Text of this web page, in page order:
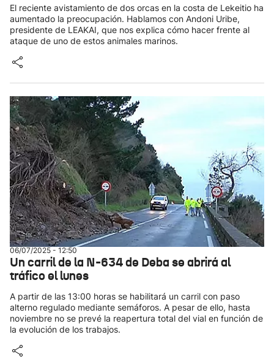
El reciente avistamiento de dos orcas en la costa de Lekeitio ha
aumentado la preocupación. Hablamos con Andoni Uribe,
presidente de LEAKAI, que nos explica cómo hacer frente al
ataque de uno de estos animales marinos.
06/07/2025 - 12:50
Un carril de la N-634 de Deba se abrirá al
tráfico el lunes
A partir de las 13:00 horas se habilitará un carril con paso
alterno regulado mediante semáforos. A pesar de ello, hasta
noviembre no se prevé la reapertura total del vial en función de
la evolución de los trabajos.